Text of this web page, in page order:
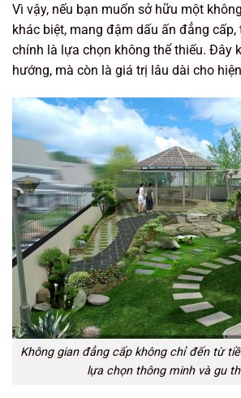
Vì vậy, nếu bạn muốn sở hữu một
khác biệt, mang đậm dấu ấn đẳng
chính là lựa chọn không thể thiếu. Đây
hướng, mà còn là giá trị lâu dài cho
Không gian đẳng cấp không chỉ đến từ
lựa chọn thông minh và gu